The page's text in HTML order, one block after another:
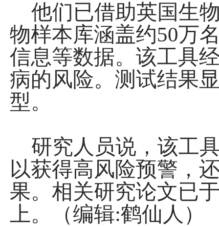
他们已借助英国生
物样本库涵盖约50万
信息等数据。该工具
病的风险。测试结果
型。
研究人员说，该工
以获得高风险预警，
果。相关研究论文已
上。（编辑:鹤仙人）